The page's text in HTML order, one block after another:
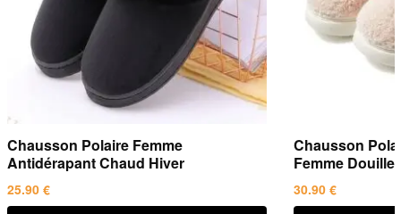
Chausson Polaire Femme
Antidérapant Chaud Hiver
25.90 €
Chausson
Femme Douillet
30.90 €